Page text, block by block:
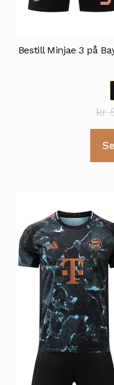
Bestill Minjae 3 på
kr